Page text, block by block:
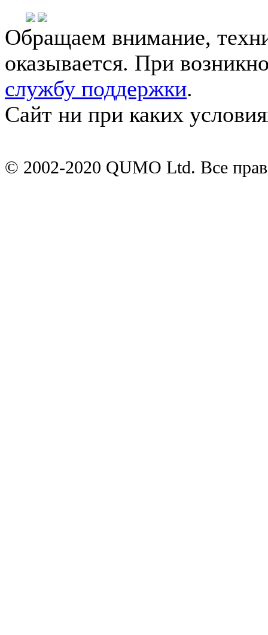
Обращаем внимание,
оказывается. При
службу поддержки.
Сайт ни при каких
© 2002-2020 QUMO Ltd. Все